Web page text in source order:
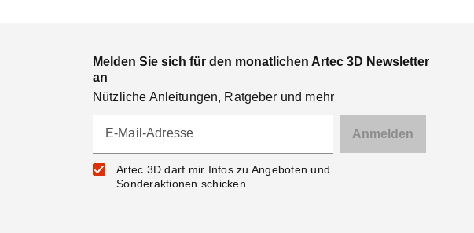
Melden Sie sich für den monatlichen Artec 3D Newsletter
an
Nützliche Anleitungen, Ratgeber und mehr
E-Mail-Adresse
Artec 3D darf mir Infos zu Angeboten und
Sonderaktionen schicken